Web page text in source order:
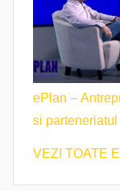
ePlan –
si
VEZI TOATE